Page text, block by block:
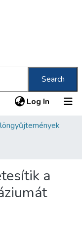
Search
Log In (current)
a